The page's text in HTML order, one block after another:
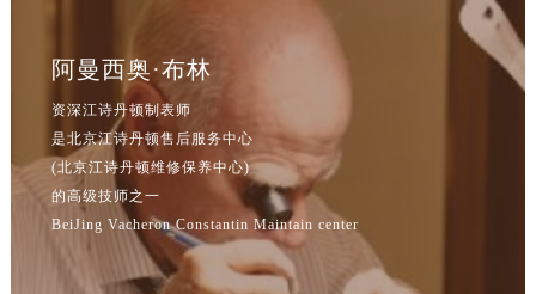
资深江诗丹顿制表师
是北京江诗丹顿售后服务中心
(北京江诗丹顿维修保养中心)
的高级技师之一
BeiJing Vacheron Constantin Maintain center